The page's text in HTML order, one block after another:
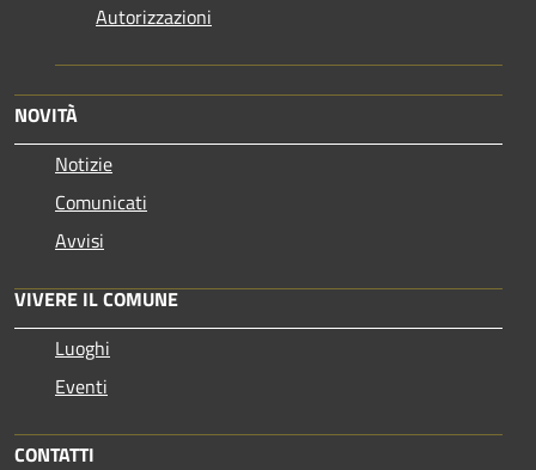
Autorizzazioni
NOVITÀ
Notizie
Comunicati
Avvisi
VIVERE IL COMUNE
Luoghi
Eventi
CONTATTI